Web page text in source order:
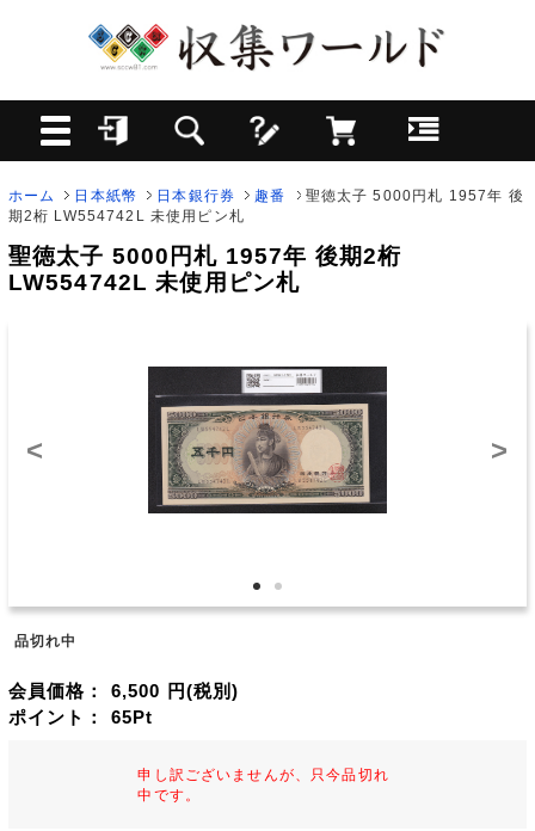
ホーム 日本紙幣 日本銀行券 趣番
聖徳太子 5000円札 1957年 後
期2桁 LW554742L 未使用ピン札
聖徳太子 5000円札 1957年 後期2桁
LW554742L 未使用ピン札
< >
品切れ中
会員価格： 6,500 円(税別)
ポイント： 65Pt
申し訳ございませんが、只今品切れ
中です。